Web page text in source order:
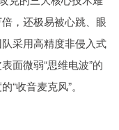
，还极易被心跳、眼
采用高精度非侵入式
面微弱“思维电波”的
“收音麦克风”。